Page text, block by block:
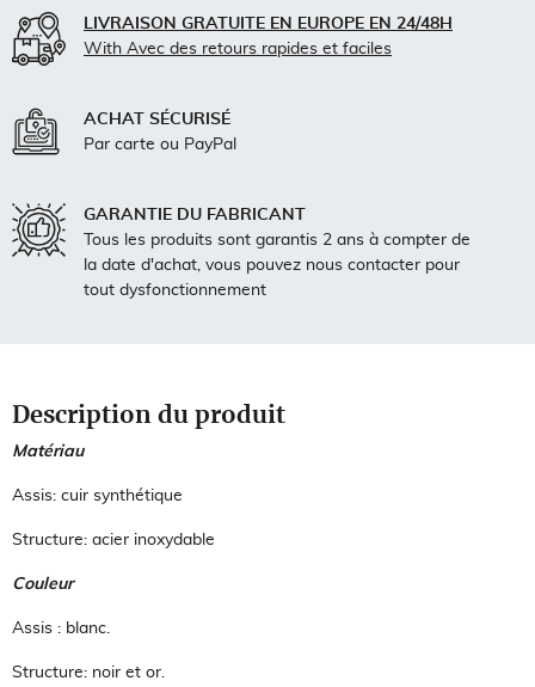
LIVRAISON GRATUITE EN EUROPE EN 24/48H
With Avec des retours rapides et faciles
ACHAT SÉCURISÉ
Par carte ou PayPal
GARANTIE DU FABRICANT
Tous les produits sont garantis 2 ans à compter de
la date d'achat, vous pouvez nous contacter pour
tout dysfonctionnement
Description du produit
Matériau
Assis: cuir synthétique
Structure: acier inoxydable
Couleur
Assis : blanc.
Structure: noir et or.